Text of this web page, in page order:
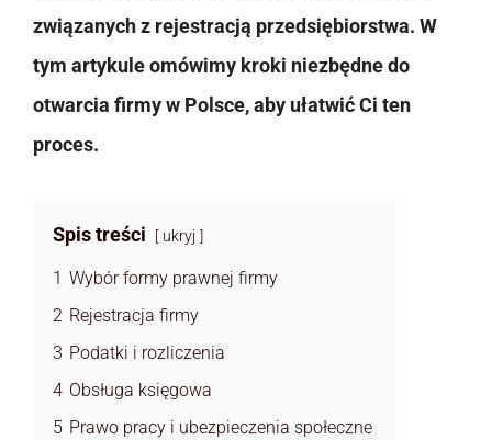
związanych z rejestracją przedsiębiorstwa. W
tym artykule omówimy kroki niezbędne do
otwarcia firmy w Polsce, aby ułatwić Ci ten
proces.
Spis treści ukryj
1 Wybór formy prawnej firmy
2 Rejestracja firmy
3 Podatki i rozliczenia
4 Obsługa księgowa
5 Prawo pracy i ubezpieczenia społeczne